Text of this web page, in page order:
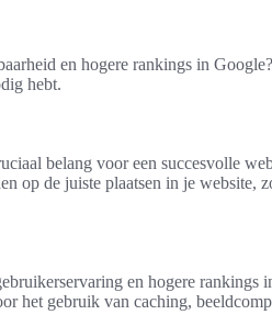
en hogere rankings in
hebt.
belang voor een succesvolle
op de juiste plaatsen in je website,
en hogere rankings
het gebruik van caching,